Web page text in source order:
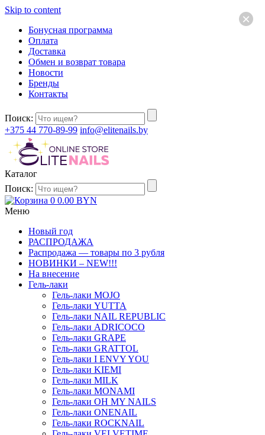
Skip to content
Бонусная программа
Оплата
Доставка
Обмен и возврат товара
Новости
Бренды
Контакты
Поиск:
+375 44 770-89-99 info@elitenails.by
Каталог
Поиск:
0 0.00 BYN
Меню
Новый год
РАСПРОДАЖА
Распродажа — товары по 3 рубля
НОВИНКИ – NEW!!!
На внесение
Гель-лаки
Гель-лаки MOJO
Гель-лаки YUTTA
Гель-лаки NAIL REPUBLIC
Гель-лаки ADRICOCO
Гель-лаки GRAPE
Гель-лаки GRATTOL
Гель-лаки I ENVY YOU
Гель-лаки KIEMI
Гель-лаки MILK
Гель-лаки MONAMI
Гель-лаки OH MY NAILS
Гель-лаки ONENAIL
Гель-лаки ROCKNAIL
×